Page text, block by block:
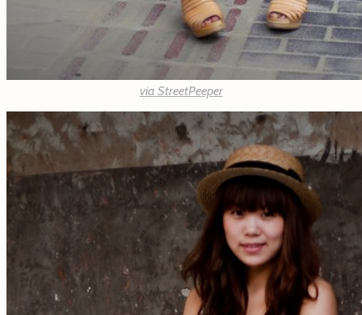
via StreetPeeper